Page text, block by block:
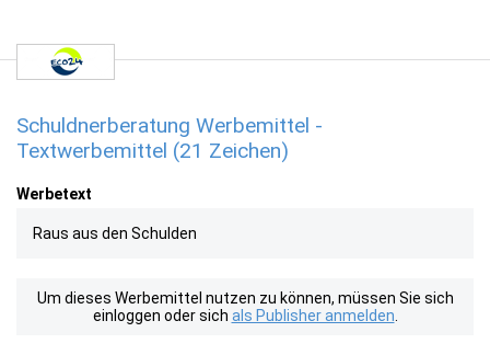
Schuldnerberatung Werbemittel -
Textwerbemittel (21 Zeichen)
Werbetext
Raus aus den Schulden
Um dieses Werbemittel nutzen zu können, müssen Sie sich
einloggen oder sich als Publisher anmelden